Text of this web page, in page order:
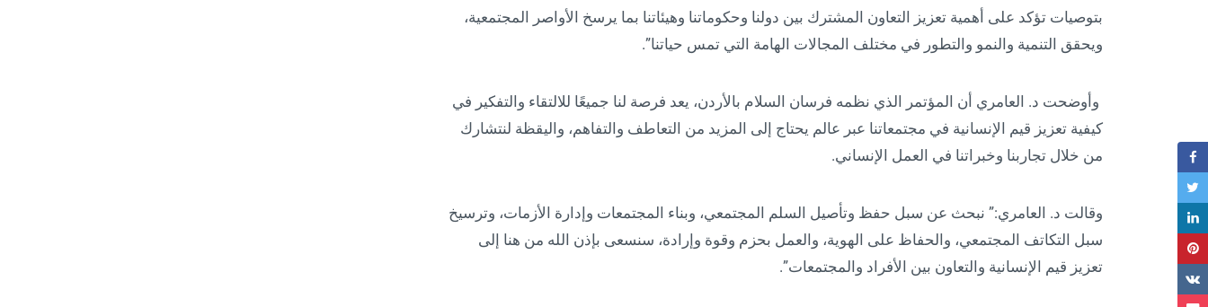
بتوصيات تؤكد على أهمية تعزيز التعاون المشترك بين دولنا وحكوماتنا وهيئاتنا بما يرسخ الأواصر المجتمعية،
ويحقق التنمية والنمو والتطور في مختلف المجالات الهامة التي تمس حياتنا”.
وأوضحت د. العامري أن المؤتمر الذي نظمه فرسان السلام بالأردن، يعد فرصة لنا جميعًا للالتقاء والتفكير في
كيفية تعزيز قيم الإنسانية في مجتمعاتنا عبر عالم يحتاج إلى المزيد من التعاطف والتفاهم، واليقظة لنتشارك
من خلال تجاربنا وخبراتنا في العمل الإنساني.
وقالت د. العامري:” نبحث عن سبل حفظ وتأصيل السلم المجتمعي، وبناء المجتمعات وإدارة الأزمات، وترسيخ
سبل التكاتف المجتمعي، والحفاظ على الهوية، والعمل بحزم وقوة وإرادة، سنسعى بإذن الله من هنا إلى
تعزيز قيم الإنسانية والتعاون بين الأفراد والمجتمعات”.